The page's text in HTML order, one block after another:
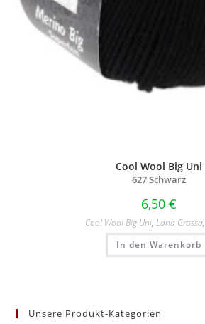
Cool Wool Big Uni
627 Schwarz
6,50 €
Cool Wool Big Uni, Lana Grossa,
In den Warenkorb
Unsere Produkt-Kategorien